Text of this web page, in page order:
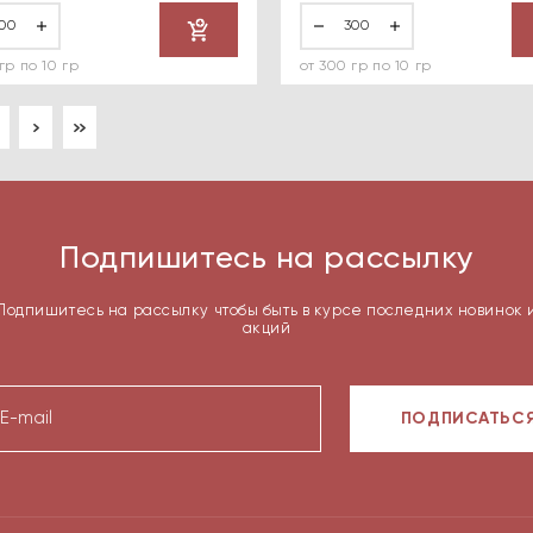
по 10 гр от 300 гр по 10 гр
Купить
Подпишитесь на рассылку
Подпишитесь на рассылку чтобы быть в курсе последних новинок
акций
ПОДПИСАТЬСЯ